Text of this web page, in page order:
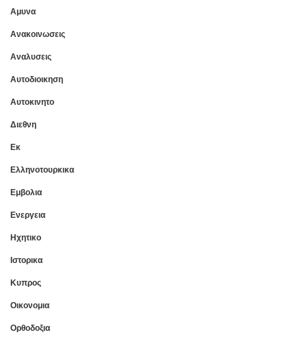
Αμυνα
Ανακοινωσεις
Αναλυσεις
Αυτοδιοικηση
Αυτοκινητο
Διεθνη
Εκ
Ελληνοτουρκικα
Εμβολια
Ενεργεια
Ηχητικο
Ιστορικα
Κυπρος
Οικονομια
Ορθοδοξια